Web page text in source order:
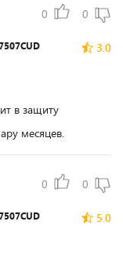
0 0
3.0
в защиту
месяцев.
0 0
5.0